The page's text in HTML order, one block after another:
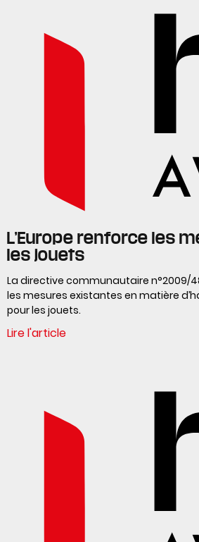
L’Europe renforce les
les jouets
La directive communautaire n°2009/
les mesures existantes en matière
pour les jouets.
Lire l'article